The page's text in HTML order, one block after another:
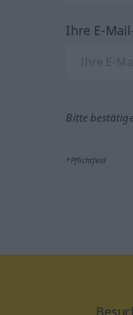
Ihre E-
Bitte
*Pflichtfeld